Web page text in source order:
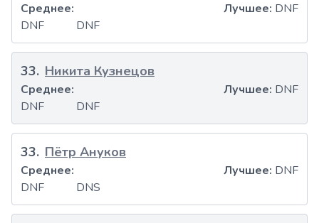
DNF DNF
Среднее: Лучшее: DNF
33. Никита Кузнецов
DNF DNF
Среднее: Лучшее: DNF
33. Пётр Ануков
DNF DNS
Среднее: Лучшее: DNF